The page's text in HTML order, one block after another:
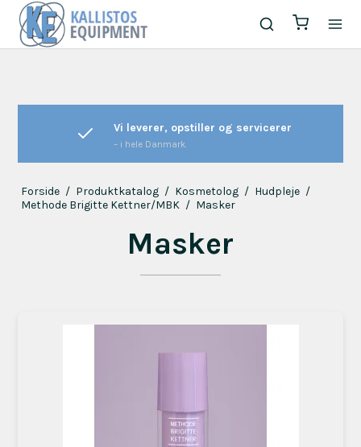
Vi leverer, opstiller og servicerer
– i hele Danmark.
Forside / Produktkatalog / Kosmetolog / Hudpleje /
Methode Brigitte Kettner/MBK / Masker
Masker